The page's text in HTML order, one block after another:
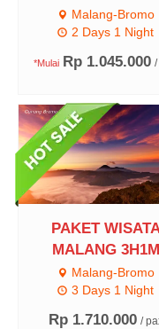
Malang-Bromo
2 Days 1 Night
*Mulai Rp 1.045.000
PAKET
MALANG 3H1M
Malang-Bromo
3 Days 1 Night
Rp 1.710.000 /